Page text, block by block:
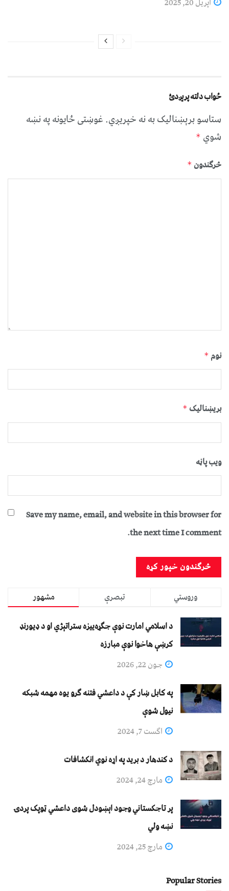
ځواب دلته پرېږدئ
ستاسو برېښناليک به نه خپريږي.غوښتى ځایونه په نښه
شوي *
څرگندون *
نوم *
بریښنالیک *
ویب پاڼه
Save my name, email, and website in this browser for
the next time I comment.
مشهور تبصرې
وروستي
د اسلامي امارت نوې جګړه‌ییزه ستراتېژي او د ډیورنډ
کرښې هاخوا نوې مبارزه
جون 22, 2026
په کابل ښار کې د داعشي فتنه ګرو يوه مهمه شبکه
نيول شوې
اگست 7, 2024
د کندهار د برید په اړه نوي انکشافات
مارچ 24, 2024
پر تاجکستاني وجود اېښودل شوی داعشي ټوپک پردۍ
نښه ولي
مارچ 25, 2024
Popular Stories